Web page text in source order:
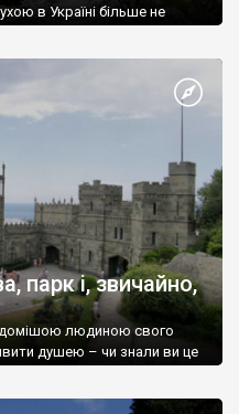
в Україні більше не
парк і, звичайно,
людиною свого
душею – чи знали ви це